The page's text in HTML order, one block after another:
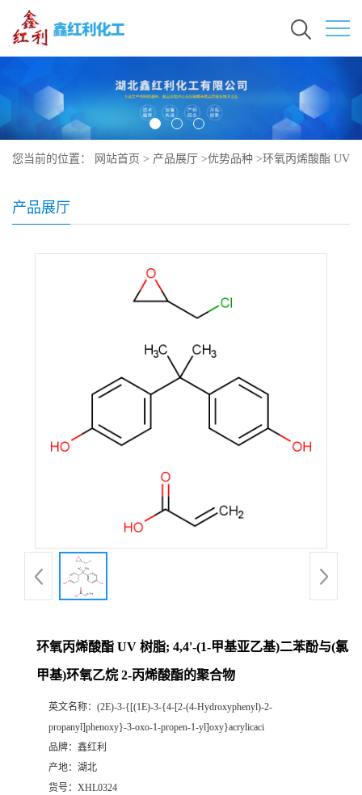
您当前的位置： 网站首页 > 产品展厅 >优势品种 >环氧丙烯酸酯 UV
合物
产品展厅
环氧丙烯酸酯 UV 树脂; 4,4'-(1-甲基亚乙基)二苯酚与(氯
甲基)环氧乙烷 2-丙烯酸酯的聚合物
英文名称： (2E)-3-{[(1E)-3-{4-[2-(4-Hydroxyphenyl)-2-
propanyl]phenoxy}-3-oxo-1-propen-1-yl]oxy}acrylicaci
品牌： 鑫红利
产地： 湖北
货号： XHL0324